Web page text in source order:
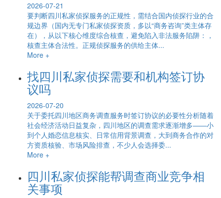
2026-07-21
要判断四川私家侦探服务的正规性，需结合国内侦探行业的合
规边界（国内无专门私家侦探资质，多以“商务咨询”类主体存
在），从以下核心维度综合核查，避免陷入非法服务陷阱：，
核查主体合法性。正规侦探服务的供给主体...
More +
找四川私家侦探需要和机构签订协
议吗
2026-07-20
关于委托四川地区商务调查服务时签订协议的必要性分析随着
社会经济活动日益复杂，四川地区的调查需求逐渐增多——小
到个人婚恋信息核实、日常信用背景调查，大到商务合作的对
方资质核验、市场风险排查，不少人会选择委...
More +
四川私家侦探能帮调查商业竞争相
关事项